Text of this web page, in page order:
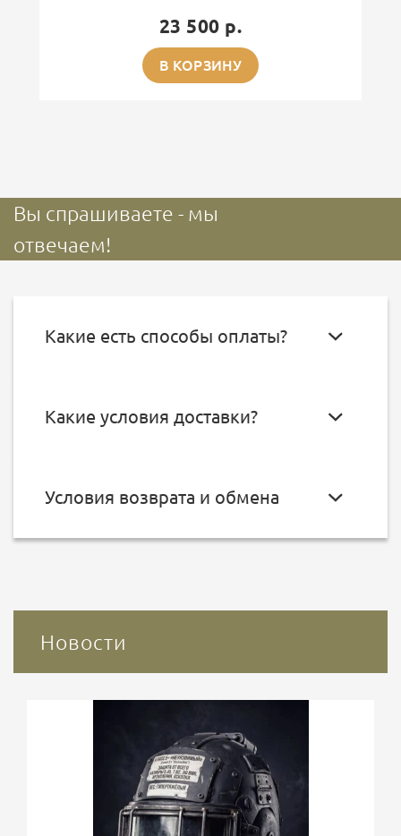
23 500 р.
В КОРЗИНУ
Вы спрашиваете - мы
отвечаем!
Какие есть способы оплаты?
Какие условия доставки?
Условия возврата и обмена
Новости